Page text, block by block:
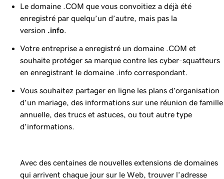
Le domaine .COM que vous convoitiez a déjà été
enregistré par quelqu’un d’autre, mais pas la
version .info
Votre entreprise a enregistré un domaine .COM et
souhaite protéger sa marque contre les cyber-squatteurs
en enregistrant le domaine .info correspondant.
Vous souhaitez partager en ligne les plans d’organisation
d’un mariage, des informations sur une réunion de famille
annuelle, des trucs et astuces, ou tout autre type
d’informations.
Avec des centaines de nouvelles extensions de domaines
qui arrivent chaque jour sur le Web, trouver l’adresse